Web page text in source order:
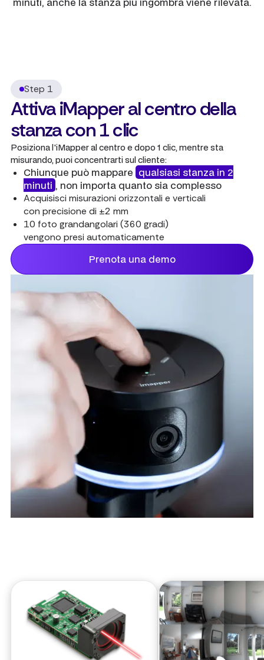
Step 1
Attiva iMapper al centro della
stanza con 1 clic
Posiziona l'iMapper al centro e dopo 1 clic, mentre sta
misurando, puoi concentrarti sul cliente:
Chiunque può mappare qualsiasi stanza in 2
minuti , non importa quanto sia complesso
Acquisisci misurazioni orizzontali e verticali
con precisione di ±2 mm
10 foto grandangolari (360 gradi)
vengono presi automaticamente
Prenota una demo